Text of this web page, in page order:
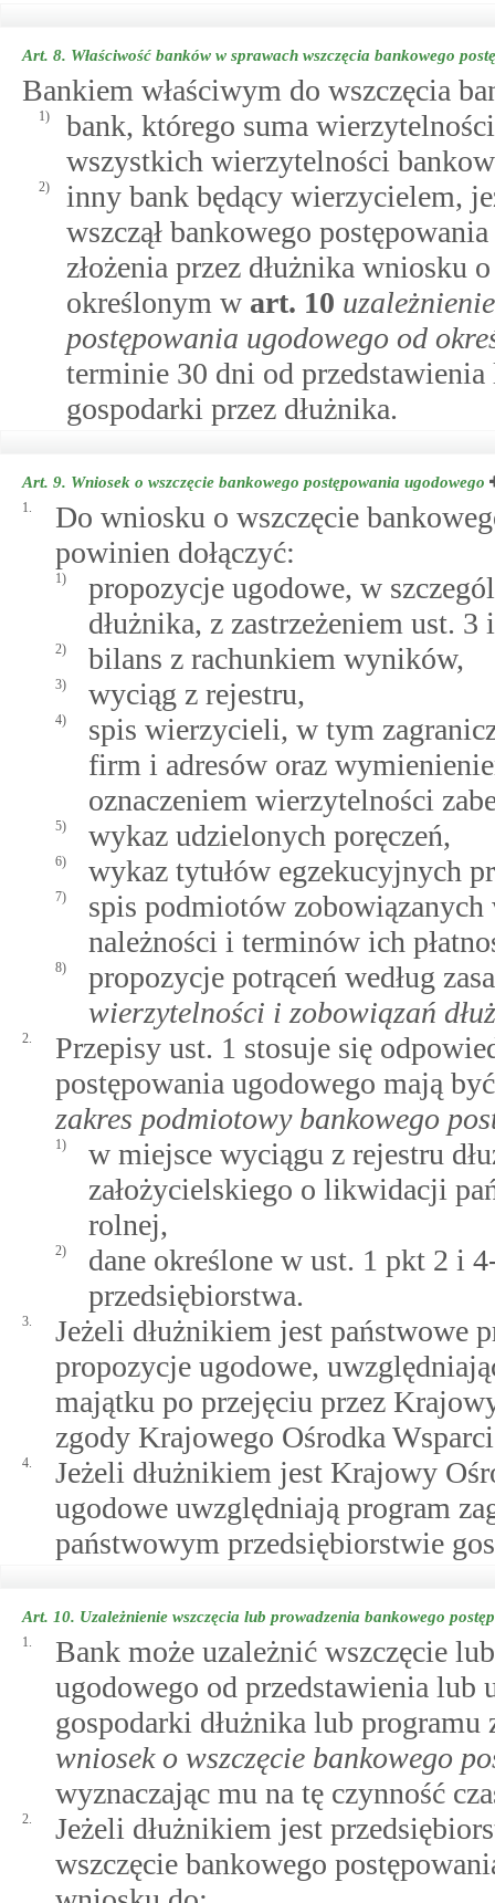
Art. 8. Właściwość banków w sprawach wszczęcia bankowego
Bankiem właściwym do wszczęcia
1)
bank, którego suma
wszystkich wierzytelności
2)
inny bank będący wierzycielem,
wszczął bankowego
złożenia przez dłużnika wniosku
określonym w art. 10
postępowania ugodowego od
terminie 30 dni od
gospodarki przez dłużnika.
Art. 9. Wniosek o wszczęcie bankowego postępowania ugodowego
1.
Do wniosku o wszczęcie
powinien dołączyć:
1)
propozycje ugodowe, w
dłużnika, z zastrzeżeniem ust. 3
2) bilans z rachunkiem wyników,
3) wyciąg z rejestru,
4)
spis wierzycieli, w tym
firm i adresów oraz
oznaczeniem wierzytelności
5) wykaz udzielonych poręczeń,
6) wykaz tytułów egzekucyjnych
7)
spis podmiotów
należności i terminów ich
8)
propozycje potrąceń według
wierzytelności i zobowiązań
2.
Przepisy ust. 1 stosuje się
postępowania ugodowego mają
zakres podmiotowy bankowego
1)
w miejsce wyciągu z rejestru
założycielskiego o likwidacji
rolnej,
2)
dane określone w ust. 1 pkt 2 i
przedsiębiorstwa.
3.
Jeżeli dłużnikiem jest państwowe
propozycje ugodowe,
majątku po przejęciu przez
zgody Krajowego Ośrodka
4.
Jeżeli dłużnikiem jest Krajowy
ugodowe uwzględniają program
państwowym przedsiębiorstwie
Art. 10. Uzależnienie wszczęcia lub prowadzenia bankowego
1.
Bank może uzależnić wszczęcie
ugodowego od przedstawienia lub
gospodarki dłużnika lub
wniosek o wszczęcie bankowego
wyznaczając mu na tę czynność
2.
Jeżeli dłużnikiem jest
wszczęcie bankowego